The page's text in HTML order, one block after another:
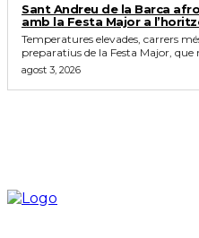
Sant Andreu de la Barca
amb la Festa Major a
Temperatures elevades, carrers
preparatius de la Festa Major,
agost 3, 2026